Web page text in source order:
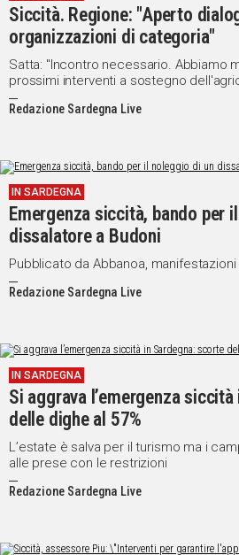
Siccità. Regione: "Aperto
organizzazioni di categoria"
Satta: "Incontro necessario. Abbiamo
prossimi interventi a sostegno
Redazione Sardegna Live
IN SARDEGNA
Emergenza siccità, bando per
dissalatore a Budoni
Pubblicato da Abbanoa,
Redazione Sardegna Live
IN SARDEGNA
Si aggrava l’emergenza
delle dighe al 57%
L’estate è salva per il turismo ma i
alle prese con le restrizioni
Redazione Sardegna Live